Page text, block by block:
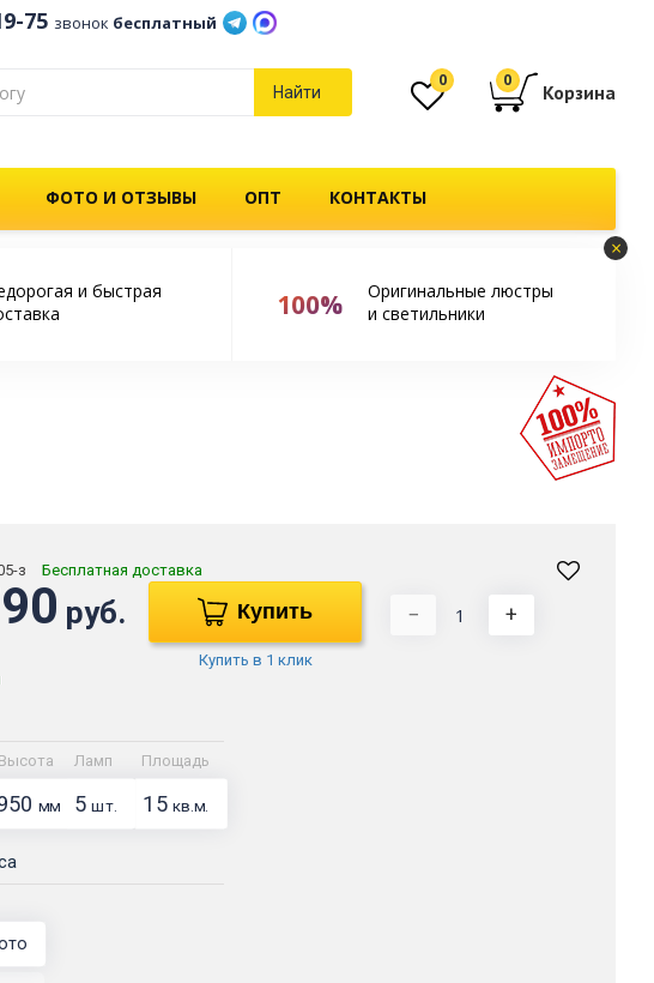
75 звонок бесплатный
Найти
0 0
Корзина
ФОТО И ОТЗЫВЫ ОПТ КОНТАКТЫ
×
и быстрая
100%
Оригинальные люстры
и светильники
з Бесплатная доставка
руб. Купить
Купить в 1 клик
− +
Высота Ламп Площадь
мм 5шт. 15 кв.м.